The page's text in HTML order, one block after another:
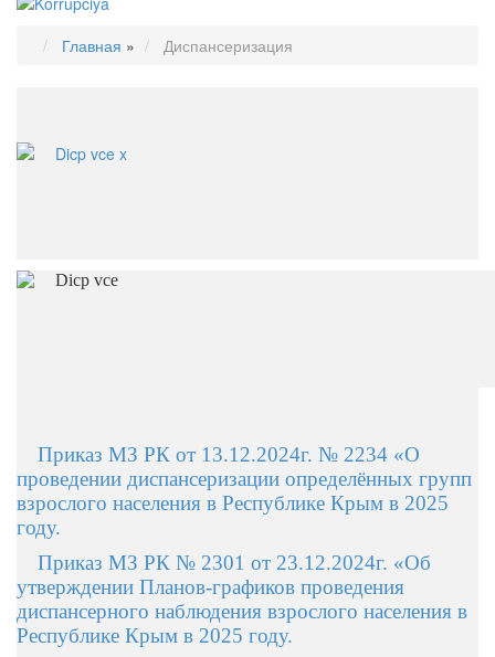
Главная » Диспансеризация
Приказ МЗ РК от 13.12.2024г. № 2234 «О
проведении диспансеризации определённых групп
взрослого населения в Республике Крым в 2025
году.
Приказ МЗ РК № 2301 от 23.12.2024г. «Об
утверждении Планов-графиков проведения
диспансерного наблюдения взрослого населения в
Республике Крым в 2025 году.